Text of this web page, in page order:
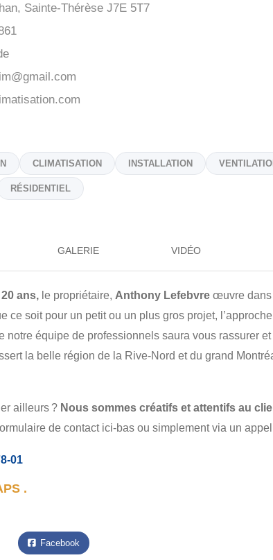
Sainte-Thérèse J7E 5T7
CLIMATISATION INSTALLATION
RÉSIDENTIEL
GALERIE VIDÉO
ans, le propriétaire, Anthony Lefebvre œuvre dans
ce soit pour un petit ou un plus gros projet,
notre équipe de professionnels saura vous rassurer
la belle région de la Rive-Nord et du grand
ailleurs ? Nous sommes créatifs et attentifs au
de contact ici-bas ou simplement via un
01
.
Facebook